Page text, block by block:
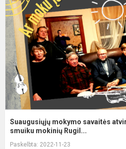
Suaugusiųjų mokymo savaitės
smuiku mokinių Rugil...
Paskelbta: 2022-11-23